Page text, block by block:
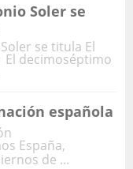
Soler se
se titula El
El decimoséptimo
española
España,
de ...